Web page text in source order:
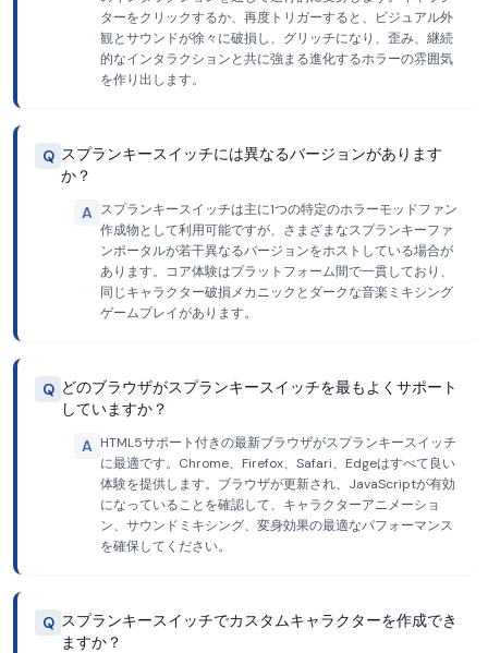
ターをクリックするか、再度トリガーすると、ビジュアル外
観とサウンドが徐々に破損し、グリッチになり、歪み、継続
的なインタラクションと共に強まる進化するホラーの雰囲気
を作り出します。
Q スプランキースイッチには異なるバージョンがあります
か？
A スプランキースイッチは主に1つの特定のホラーモッドファン
作成物として利用可能ですが、さまざまなスプランキーファ
ンポータルが若干異なるバージョンをホストしている場合が
あります。コア体験はプラットフォーム間で一貫しており、
同じキャラクター破損メカニックとダークな音楽ミキシング
ゲームプレイがあります。
Q どのブラウザがスプランキースイッチを最もよくサポート
していますか？
A HTML5サポート付きの最新ブラウザがスプランキースイッチ
に最適です。Chrome、Firefox、Safari、Edgeはすべて良い
体験を提供します。ブラウザが更新され、JavaScriptが有効
になっていることを確認して、キャラクターアニメーショ
ン、サウンドミキシング、変身効果の最適なパフォーマンス
を確保してください。
Q スプランキースイッチでカスタムキャラクターを作成でき
ますか？